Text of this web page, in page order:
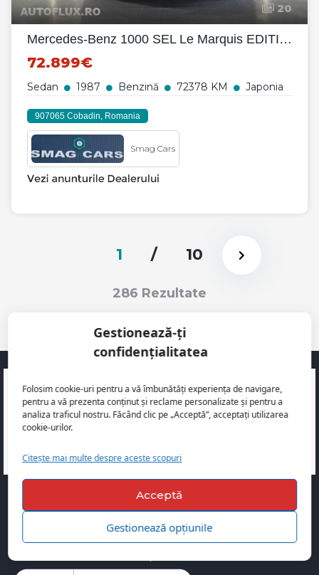
Gestionează-ți
confidențialitatea
Folosim cookie-uri pentru a vă îmbunătăți experiența de navigare,
pentru a vă prezenta conținut și reclame personalizate și pentru a
analiza traficul nostru. Făcând clic pe „Acceptă”, acceptați utilizarea
cookie-urilor.
Citește mai multe despre aceste scopuri
Acceptă
Gestionează opțiunile
20
Mercedes-Benz 1000 SEL Le Marquis EDITION
72.899€
Sedan 1987 Benzină 72378 KM Japonia
907065 Cobadin, Romania
Smag Cars
1 / 10
286 Rezultate
Ești un vânzător profesionist? Înscrie-te
în platformă acum!
Support platformă
contact@autoflux.ro
Vineri intre 09:00 – 18:00)